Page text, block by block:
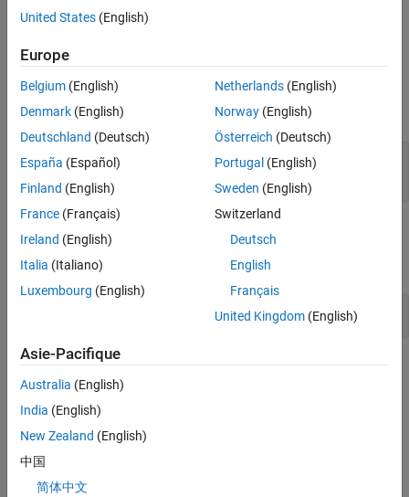
Utilisez l'interface de l'API Talkback pour contrôler la file d'attente
API d'alertes
développer tout
Utiliser les alertes pour programmer et suivre
les alertes par e-mail
API Talkback
développer tout
Utiliser Talkback pour contrôler les appareils
Rubriques
Application TimeControl
Lier d'autres applications à l'application TimeControl pour
effectuer ou programmer des actions répétitives.
Application React
United States (English)
Europe
Belgium (English)
Denmark (English)
Deutschland (Deutsch)
España (Español)
Finland (English)
France (Français)
Ireland (English)
Italia (Italiano)
Luxembourg (English)
Netherlands(English)
Norway(English)
Österreich (Deutsch)
Portugal (English)
Sweden (English)
Switzerland
Deutsch
English
Français
United Kingdom(English)
Asie-Pacifique
Australia (English)
India (English)
New Zealand (English)
中国
简体中文